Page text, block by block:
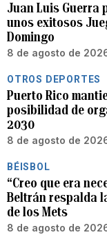
Juan Luis Guerra
unos exitosos
Domingo
8 de agosto de
OTROS DEPORTES
Puerto Rico
posibilidad de
2030
8 de agosto de
BÉISBOL
“Creo que era
Beltrán respalda
de los Mets
8 de agosto de